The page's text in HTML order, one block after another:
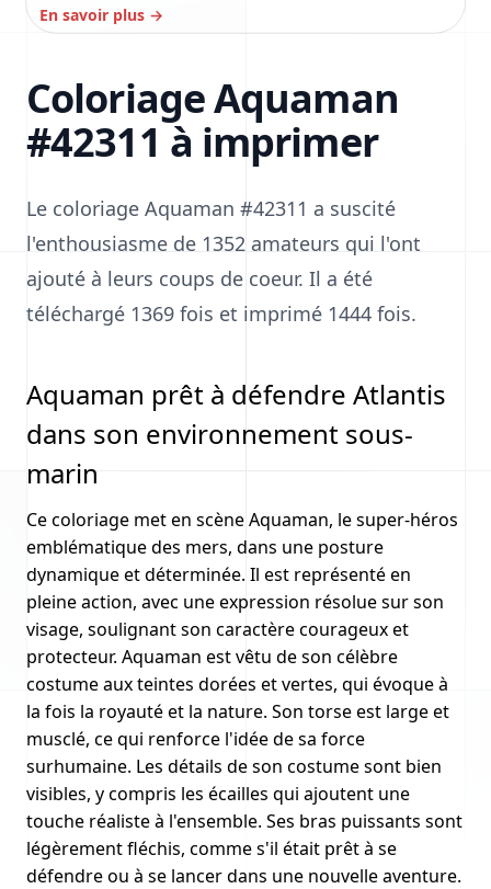
En savoir plus →
Coloriage Aquaman
#42311 à imprimer
Le coloriage Aquaman #42311 a suscité
l'enthousiasme de 1352 amateurs qui l'ont
ajouté à leurs coups de coeur. Il a été
téléchargé 1369 fois et imprimé 1444 fois.
Aquaman prêt à défendre Atlantis
dans son environnement sous-
marin
Ce coloriage met en scène Aquaman, le super-héros
emblématique des mers, dans une posture
dynamique et déterminée. Il est représenté en
pleine action, avec une expression résolue sur son
visage, soulignant son caractère courageux et
protecteur. Aquaman est vêtu de son célèbre
costume aux teintes dorées et vertes, qui évoque à
la fois la royauté et la nature. Son torse est large et
musclé, ce qui renforce l'idée de sa force
surhumaine. Les détails de son costume sont bien
visibles, y compris les écailles qui ajoutent une
touche réaliste à l'ensemble. Ses bras puissants sont
légèrement fléchis, comme s'il était prêt à se
défendre ou à se lancer dans une nouvelle aventure.